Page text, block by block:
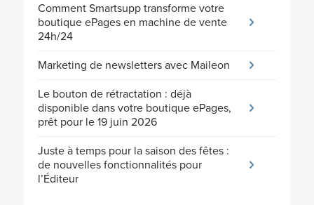
Comment Smartsupp transforme votre
boutique ePages en machine de vente
24h/24
Marketing de newsletters avec Maileon
Le bouton de rétractation : déjà
disponible dans votre boutique ePages,
prêt pour le 19 juin 2026
Juste à temps pour la saison des fêtes :
de nouvelles fonctionnalités pour
l’Éditeur